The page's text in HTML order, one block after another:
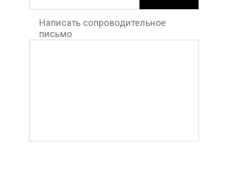
Написать сопроводительное
письмо